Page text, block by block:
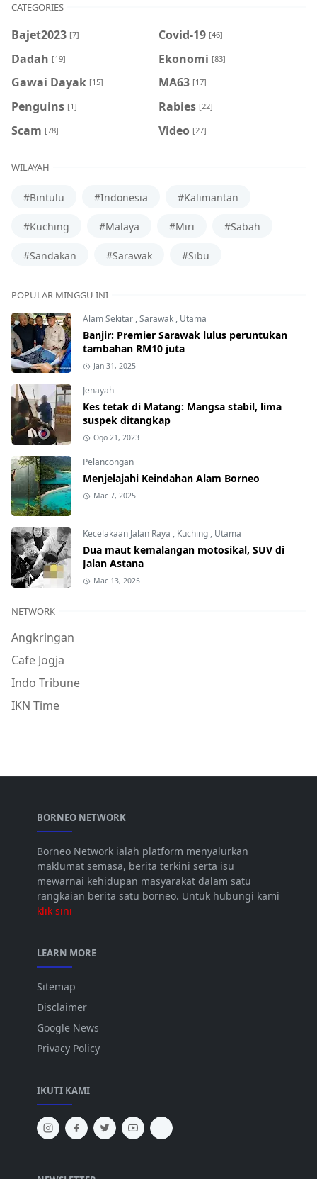
CATEGORIES
Bajet2023 [7] Covid-19 [46]
Dadah [19] Ekonomi [83]
Gawai Dayak [15] MA63 [17]
Penguins [1] Rabies [22]
Scam [78] Video [27]
WILAYAH
#Bintulu #Indonesia #Kalimantan
#Kuching #Malaya #Miri #Sabah
#Sandakan #Sarawak #Sibu
POPULAR MINGGU INI
Alam Sekitar,Sarawak, Utama
Banjir: Premier Sarawak lulus peruntukan
tambahan RM10 juta
Jan 31, 2025
Jenayah
Kes tetak di Matang: Mangsa stabil, lima
suspek ditangkap
Ogo 21, 2023
Pelancongan
Menjelajahi Keindahan Alam Borneo
Mac 7, 2025
Kecelakaan Jalan Raya , Kuching, Utama
Dua maut kemalangan motosikal, SUV di
Jalan Astana
Mac 13, 2025
NETWORK
Angkringan
Cafe Jogja
Indo Tribune
IKN Time
BORNEO NETWORK
Borneo Network ialah platform menyalurkan
maklumat semasa, berita terkini serta isu
mewarnai kehidupan masyarakat dalam satu
rangkaian berita satu borneo. Untuk hubungi kami
klik sini
LEARN MORE
Sitemap
Disclaimer
Google News
Privacy Policy
IKUTI KAMI